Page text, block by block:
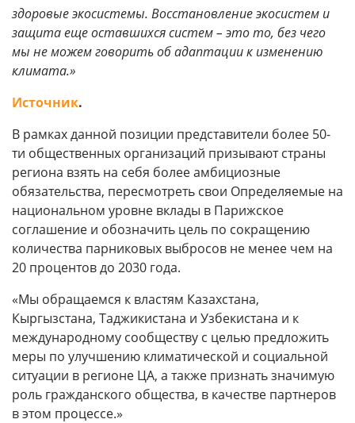
здоровые экосистемы. Восстановление экосистем и
защита еще оставшихся систем – это то, без чего
мы не можем говорить об адаптации к изменению
климата.»
Источник.
В рамках данной позиции представители более 50-
ти общественных организаций призывают страны
региона взять на себя более амбициозные
обязательства, пересмотреть свои Определяемые на
национальном уровне вклады в Парижское
соглашение и обозначить цель по сокращению
количества парниковых выбросов не менее чем на
20 процентов до 2030 года.
«Мы обращаемся к властям Казахстана,
Кыргызстана, Таджикистана и Узбекистана и к
международному сообществу с целью предложить
меры по улучшению климатической и социальной
ситуации в регионе ЦА, а также признать значимую
роль гражданского общества, в качестве партнеров
в этом процессе.»